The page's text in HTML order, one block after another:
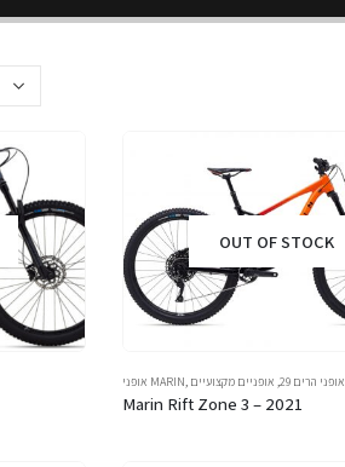
OUT OF STOCK
אופני MARIN, אופני הרים 29 , אופניים מקצועיים
Marin Rift Zone 3 – 2021